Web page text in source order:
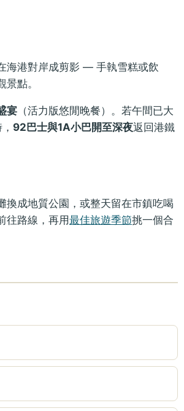
海港對岸成剪影 — 手執雪糕或飲
點。
宴 （活力版悠閒晚餐）。若午間已大
92巴士與1A小巴開至深夜返回港鐵
換成地質公園，或整天留在市鎮吃喝
往路線，再用最佳旅遊季節挑一個合